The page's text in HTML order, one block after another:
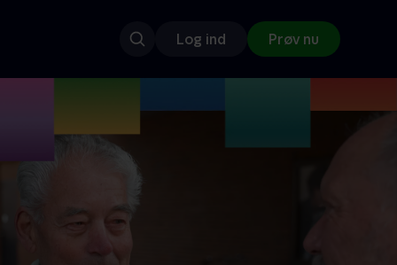
Log ind Prøv nu